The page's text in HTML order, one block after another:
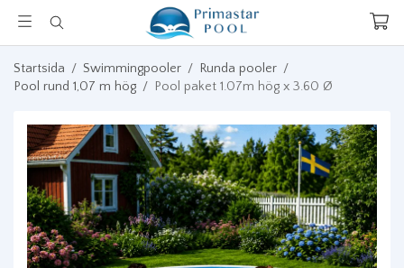
Startsida / Swimmingpooler / Runda pooler /
Pool rund 1,07 m hög / Pool paket 1.07m hög x 3.60 Ø